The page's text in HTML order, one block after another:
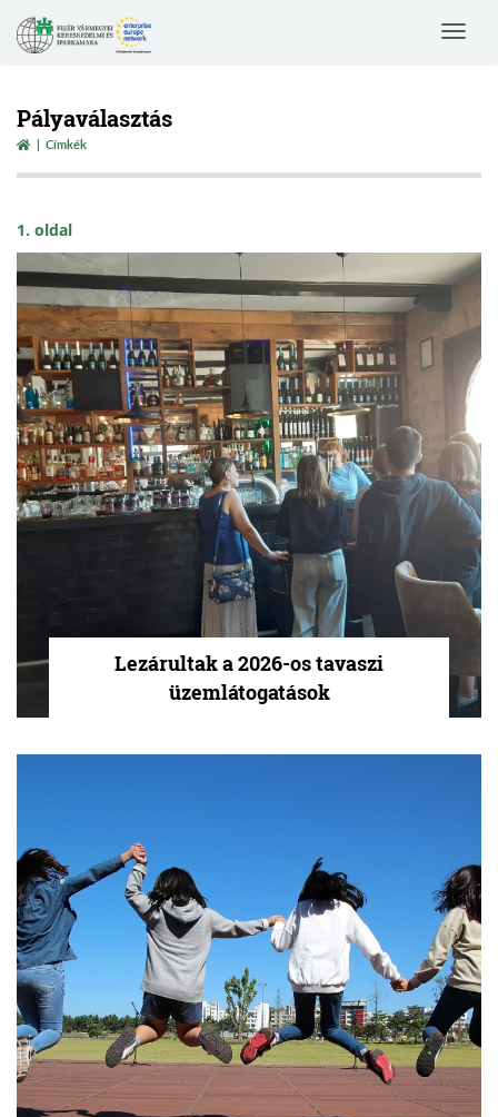
Toggle
Pályaválasztás
Címkék
1. oldal
Lezárultak a 2026-os tavaszi
üzemlátogatások